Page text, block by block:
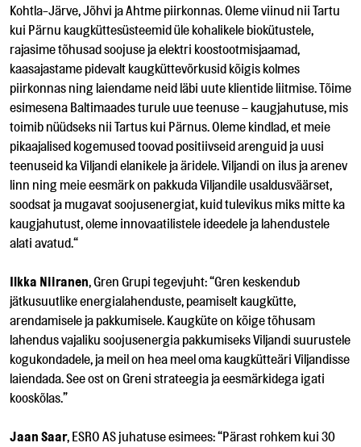
Kohtla-Järve, Jõhvi ja Ahtme piirkonnas. Oleme viinud nii Tartu
kui Pärnu kaugküttesüsteemid üle kohalikele biokütustele,
rajasime tõhusad soojuse ja elektri koostootmisjaamad,
kaasajastame pidevalt kaugküttevõrkusid kõigis kolmes
piirkonnas ning laiendame neid läbi uute klientide liitmise. Tõime
esimesena Baltimaades turule uue teenuse – kaugjahutuse, mis
toimib nüüdseks nii Tartus kui Pärnus. Oleme kindlad, et meie
pikaajalised kogemused toovad positiivseid arenguid ja uusi
teenuseid ka Viljandi elanikele ja äridele. Viljandi on ilus ja arenev
linn ning meie eesmärk on pakkuda Viljandile usaldusväärset,
soodsat ja mugavat soojusenergiat, kuid tulevikus miks mitte ka
kaugjahutust, oleme innovaatilistele ideedele ja lahendustele
alati avatud.“
Ilkka Niiranen, Gren Grupi tegevjuht: “Gren keskendub
jätkusuutlike energialahenduste, peamiselt kaugkütte,
arendamisele ja pakkumisele. Kaugküte on kõige tõhusam
lahendus vajaliku soojusenergia pakkumiseks Viljandi suurustele
kogukondadele, ja meil on hea meel oma kaugkütteäri Viljandisse
laiendada. See ost on Greni strateegia ja eesmärkidega igati
kooskõlas.”
Jaan Saar, ESRO AS juhatuse esimees: “Pärast rohkem kui 30